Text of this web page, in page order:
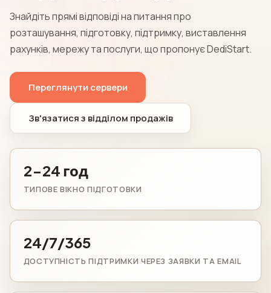
Знайдіть прямі відповіді на питання про
розташування, підготовку, підтримку, виставлення
рахунків, мережу та послуги, що пропонує DediStart.
Переглянути сервери
Зв'язатися з відділом продажів
2-24 год
ТИПОВЕ ВІКНО ПІДГОТОВКИ
24/7/365
ДОСТУПНІСТЬ ПІДТРИМКИ ЧЕРЕЗ ЗАЯВКИ ТА EMAIL